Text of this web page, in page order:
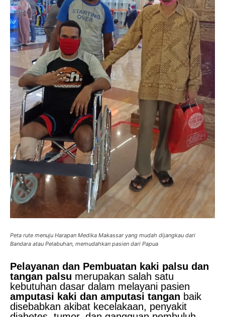
Peta rute menuju Harapan Medika Makassar yang mudah dijangkau dari
Bandara atau Pelabuhan, memudahkan pasien dari Papua
Pelayanan dan Pembuatan kaki palsu dan
tangan palsu merupakan salah satu
kebutuhan dasar dalam melayani pasien
amputasi kaki dan amputasi tangan baik
disebabkan akibat kecelakaan, penyakit